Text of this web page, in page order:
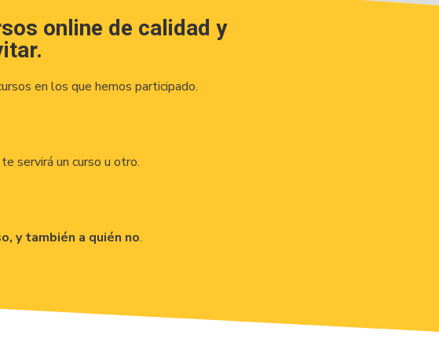
online de calidad y
en los que hemos participado.
servirá un curso u otro.
y también a quién no.